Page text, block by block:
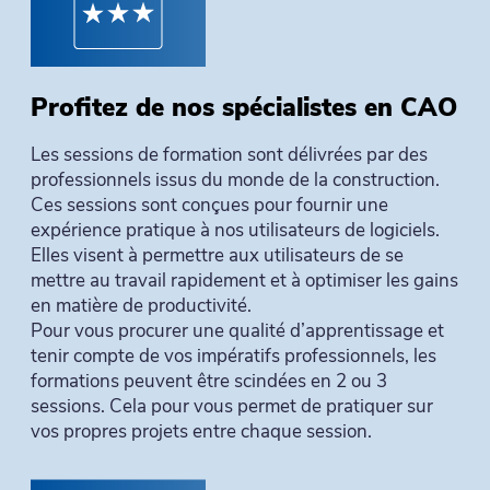
Profitez de nos spécialistes en CAO
Les sessions de formation sont délivrées par des
professionnels issus du monde de la construction.
Ces sessions sont conçues pour fournir une
expérience pratique à nos utilisateurs de logiciels.
Elles visent à permettre aux utilisateurs de se
mettre au travail rapidement et à optimiser les gains
en matière de productivité.
Pour vous procurer une qualité d’apprentissage et
tenir compte de vos impératifs professionnels, les
formations peuvent être scindées en 2 ou 3
sessions. Cela pour vous permet de pratiquer sur
vos propres projets entre chaque session.